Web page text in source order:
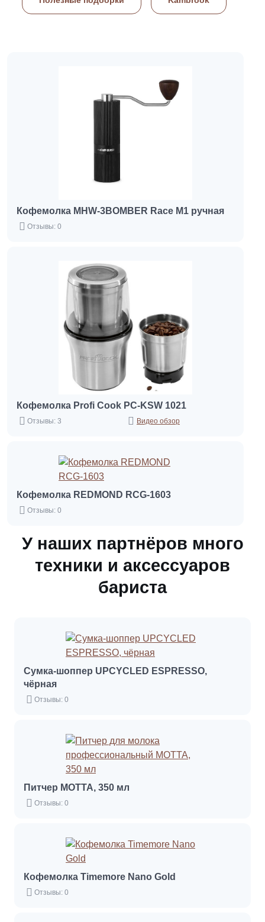
Кофемолка MHW-3BOMBER Race М1 ручная
Отзывы: 0
Кофемолка Profi Cook PC-KSW 1021
Отзывы: 3 Видео обзор
Кофемолка REDMOND RCG-1603
Отзывы: 0
У наших партнёров много
техники и аксессуаров
бариста
Сумка-шоппер UPCYCLED ESPRESSO,
чёрная
Отзывы: 0
Питчер MOTTA, 350 мл
Отзывы: 0
Кофемолка Timemore Nano Gold
Отзывы: 0